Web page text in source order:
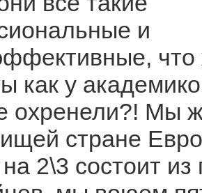
и
как у
охренели?! Мы
стране
2\3 состоит из